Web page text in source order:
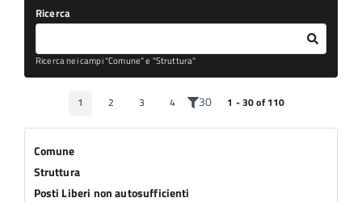
Ricerca
Ricerca nei campi "Comune" e "Struttura"
1 2 3 4 30 1 - 30 of 110
Comune
Struttura
Posti Liberi non autosufficienti